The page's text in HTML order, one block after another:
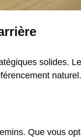
solides.
naturel.
Que vous